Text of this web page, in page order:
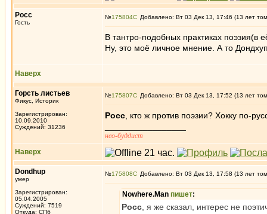
Росс
Гость
№175804 Добавлено: Вт 03 Дек 13, 17:46 (13 лет
В тантро-подобных практиках
Ну, это моё личное мнение. А то
Наверх
Горсть листьев
Фикус, Историк
Зарегистрирован:
10.09.2010
Суждений: 31236
№175807 Добавлено: Вт 03 Дек 13, 17:52 (13 лет
Росс , кто ж против поэзии? Хокку по-
нео-буддист
Наверх
Dondhup
умер
Зарегистрирован:
05.04.2005
Суждений: 7519
Откуда: СПб
№175808 Добавлено: Вт 03 Дек 13, 17:58 (13 лет
Nowhere.Man пишет:
Росс , я же сказал, интерес не